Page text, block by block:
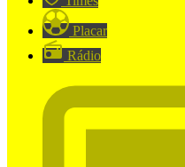
Placar
Rádio